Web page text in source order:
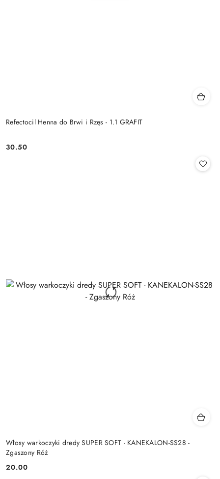
Refectocil Henna do Brwi i Rzęs - 1.1 GRAFIT
Cena:
30.50
Włosy warkoczyki dredy SUPER SOFT - KANEKALON-SS28 -
Zgaszony Róż
Cena:
20.00